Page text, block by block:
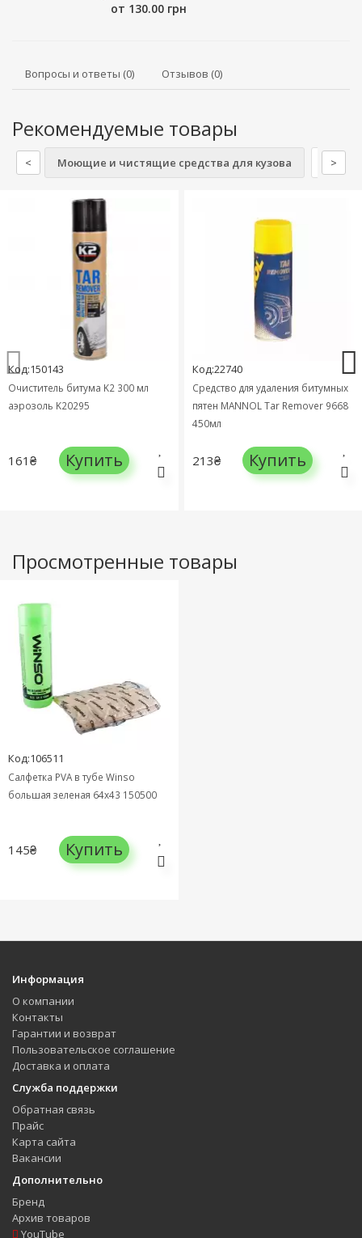
от 130.00 грн
Вопросы и ответы (0) Отзывов (0)
Рекомендуемые товары
< Моющие и чистящие средства для кузова >
Код:150143
Очиститель битума K2 300 мл
аэрозоль K20295
161₴ Купить
Код:22740
Средство для удаления битумных
пятен MANNOL Tar Remover 9668
450мл
213₴ Купить
Просмотренные товары
Код:106511
Салфетка PVA в тубе Winso
большая зеленая 64х43 150500
145₴ Купить
Информация
О компании
Контакты
Гарантии и возврат
Пользовательское соглашение
Доставка и оплата
Служба поддержки
Обратная связь
Прайс
Карта сайта
Вакансии
Дополнительно
Бренд
Архив товаров
YouTube